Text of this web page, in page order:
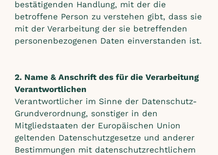
bestätigenden Handlung, mit der die
betroffene Person zu verstehen gibt, dass sie
mit der Verarbeitung der sie betreffenden
personenbezogenen Daten einverstanden ist.
2. Name & Anschrift des für die Verarbeitung
Verantwortlichen
Verantwortlicher im Sinne der Datenschutz-
Grundverordnung, sonstiger in den
Mitgliedstaaten der Europäischen Union
geltenden Datenschutzgesetze und anderer
Bestimmungen mit datenschutzrechtlichem